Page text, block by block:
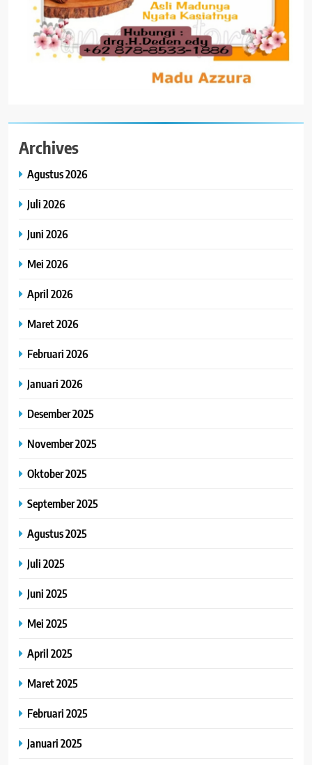
Archives
Agustus 2026
Juli 2026
Juni 2026
Mei 2026
April 2026
Maret 2026
Februari 2026
Januari 2026
Desember 2025
November 2025
Oktober 2025
September 2025
Agustus 2025
Juli 2025
Juni 2025
Mei 2025
April 2025
Maret 2025
Februari 2025
Januari 2025